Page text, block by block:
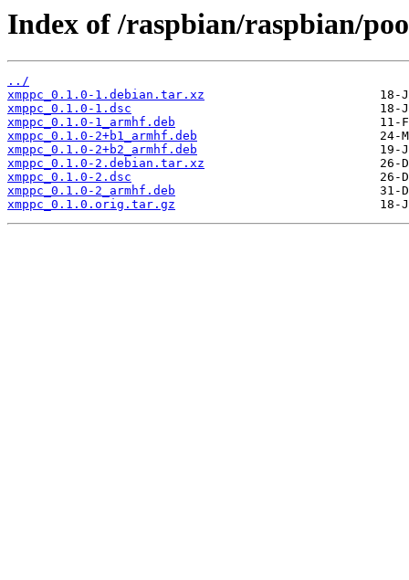
Index of /raspbian/raspbian/
../
xmppc_0.1.0-1.debian.tar.xz
xmppc_0.1.0-1.dsc
xmppc_0.1.0-1_armhf.deb
xmppc_0.1.0-2+b1_armhf.deb
xmppc_0.1.0-2+b2_armhf.deb
xmppc_0.1.0-2.debian.tar.xz
xmppc_0.1.0-2.dsc
xmppc_0.1.0-2_armhf.deb
xmppc_0.1.0.orig.tar.gz